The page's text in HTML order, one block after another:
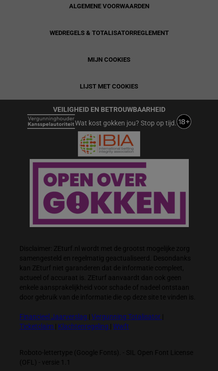
ALGEMENE VOORWAARDEN
WEDREGELS & TOTALISATORREGLEMENT
MIJN COOKIES
LIJST MET COOKIES
VEILIGHEID EN BETROUWBAARHEID
Wat kost gokken jou? Stop op tijd.
Disclaimer: ZEturf.nl wordt met de grootst mogelijke zorg
samengesteld en regelmatig geactualiseerd. Desondanks
kan ZEturf niet garanderen dat de informatie compleet,
actueel of accuraat is. ZEturf aanvaardt dan ook geen
enkele aansprakelijkheid voor schade of nadeel ontstaan
door gebruik van de informatie die op deze site te vinden is.
Financieel Jaarverslag Vergunning Totalisator
Ticketclaim
Klachtenregeling Wwft
Roboto-lettertype (Google Fonts). - SIL Open Font License
(OFL) - versie 1.1